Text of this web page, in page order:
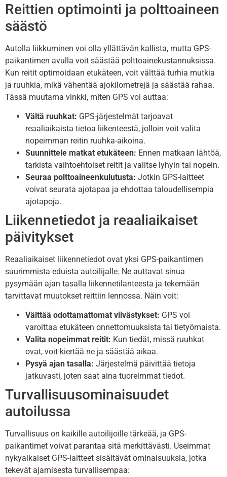
Reittien optimointi ja polttoaineen
säästö
Autolla liikkuminen voi olla yllättävän kallista, mutta GPS-
paikantimen avulla voit säästää polttoainekustannuksissa.
Kun reitit optimoidaan etukäteen, voit välttää turhia mutkia
ja ruuhkia, mikä vähentää ajokilometrejä ja säästää rahaa.
Tässä muutama vinkki, miten GPS voi auttaa:
Vältä ruuhkat: GPS-järjestelmät tarjoavat
reaaliaikaista tietoa liikenteestä, jolloin voit valita
nopeimman reitin ruuhka-aikoina.
Suunnittele matkat etukäteen: Ennen matkaan lähtöä,
tarkista vaihtoehtoiset reitit ja valitse lyhyin tai nopein.
Seuraa polttoaineenkulutusta: Jotkin GPS-laitteet
voivat seurata ajotapaa ja ehdottaa taloudellisempia
ajotapoja.
Liikennetiedot ja reaaliaikaiset
päivitykset
Reaaliaikaiset liikennetiedot ovat yksi GPS-paikantimen
suurimmista eduista autoilijalle. Ne auttavat sinua
pysymään ajan tasalla liikennetilanteesta ja tekemään
tarvittavat muutokset reittiin lennossa. Näin voit:
Välttää odottamattomat viivästykset: GPS voi
varoittaa etukäteen onnettomuuksista tai tietyömaista.
Valita nopeimmat reitit: Kun tiedät, missä ruuhkat
ovat, voit kiertää ne ja säästää aikaa.
Pysyä ajan tasalla: Järjestelmä päivittää tietoja
jatkuvasti, joten saat aina tuoreimmat tiedot.
Turvallisuusominaisuudet
autoilussa
Turvallisuus on kaikille autoilijoille tärkeää, ja GPS-
paikantimet voivat parantaa sitä merkittävästi. Useimmat
nykyaikaiset GPS-laitteet sisältävät ominaisuuksia, jotka
tekevät ajamisesta turvallisempaa: